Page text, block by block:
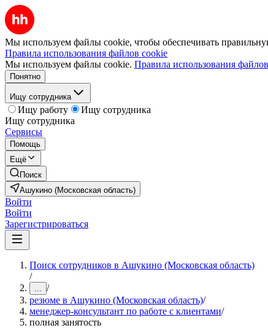
Мы используем файлы cookie, чтобы обеспечивать
Правила использования файлов cookie
Мы используем файлы cookie. Правила использования
Понятно
Ищу сотрудника
Ищу работу
Ищу сотрудника
Ищу сотрудника
Сервисы
Помощь
Ещё
Поиск
Ашукино (Московская область)
Войти
Войти
Зарегистрироваться
Поиск сотрудников в Ашукино (Московская область)
/
... /
резюме в Ашукино (Московская область)/
менеджер-консультант по работе с клиентами/
полная занятость